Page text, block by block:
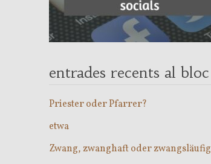
entrades recents al bloc
Priester oder Pfarrer?
etwa
Zwang, zwanghaft oder zwangsläufig